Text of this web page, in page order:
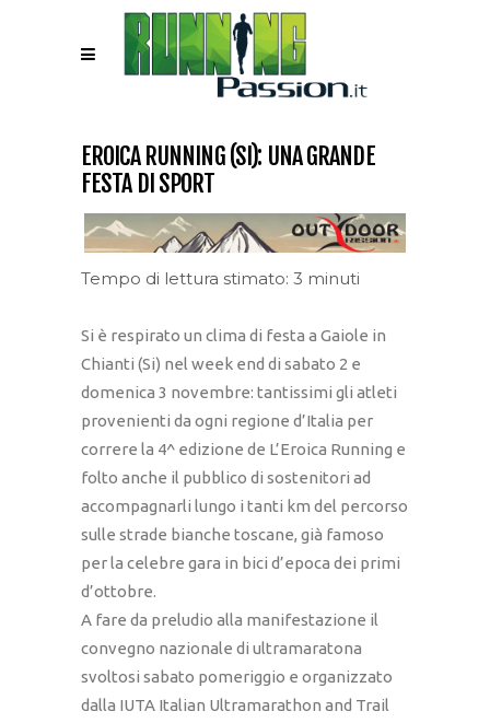
EROICA RUNNING (SI): UNA GRANDE
FESTA DI SPORT
Tempo di lettura stimato: 3 minuti
Si è respirato un clima di festa a Gaiole in
Chianti (Si) nel week end di sabato 2 e
domenica 3 novembre: tantissimi gli atleti
provenienti da ogni regione d’Italia per
correre la 4^ edizione de L’Eroica Running e
folto anche il pubblico di sostenitori ad
accompagnarli lungo i tanti km del percorso
sulle strade bianche toscane, già famoso
per la celebre gara in bici d’epoca dei primi
d’ottobre.
A fare da preludio alla manifestazione il
convegno nazionale di ultramaratona
svoltosi sabato pomeriggio e organizzato
dalla IUTA Italian Ultramarathon and Trail